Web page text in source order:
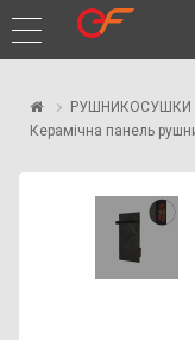
РУШНИКОСУШКИ
Керамічна панель